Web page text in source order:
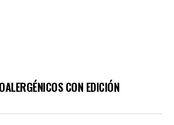
CON EDICIÓN